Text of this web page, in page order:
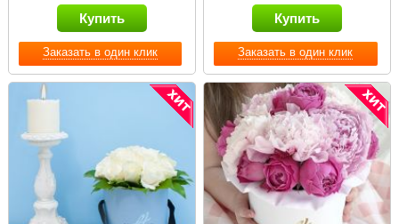
Заказать в один клик
Купить
Заказать в один клик
Купить